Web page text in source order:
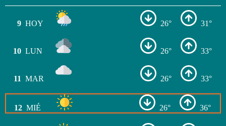
9 HOY 26° 31°
10 LUN 26° 33°
11 MAR 26° 33°
12 MIÉ 26° 36°